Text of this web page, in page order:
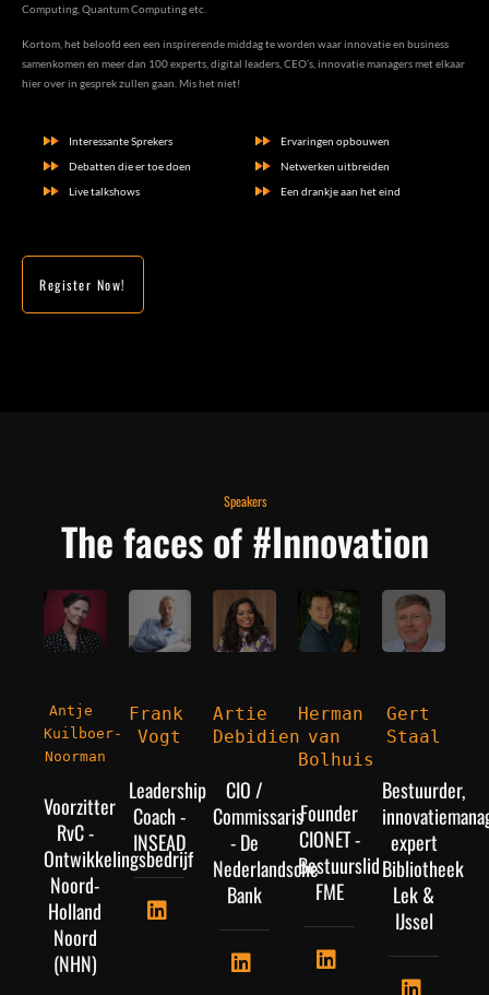
Computing, Quantum Computing etc.
Kortom, het beloofd een een inspirerende middag te worden waar innovatie en business
samenkomen en meer dan 100 experts, digital leaders, CEO’s, innovatie managers met elkaar
hier over in gesprek zullen gaan. Mis het niet!
Interessante Sprekers
Debatten die er toe doen
Live talkshows
Ervaringen opbouwen
Netwerken uitbreiden
Een drankje aan het eind
Register Now!
Speakers
The faces of #Innovation
Antje
Kuilboer-
Noorman
Voorzitter
RvC -
Ontwikkelingsbedrijf
Noord-
Holland
Noord
(NHN)
Frank
Vogt
Leadership
Coach -
INSEAD
Artie
Debidien
CIO /
Commissaris
- De
Nederlandsche
Bank
Herman
van
Bolhuis
Founder
CIONET -
Bestuurslid
FME
Gert
Staal
Bestuurder,
expert
Bibliotheek
Lek &
IJssel